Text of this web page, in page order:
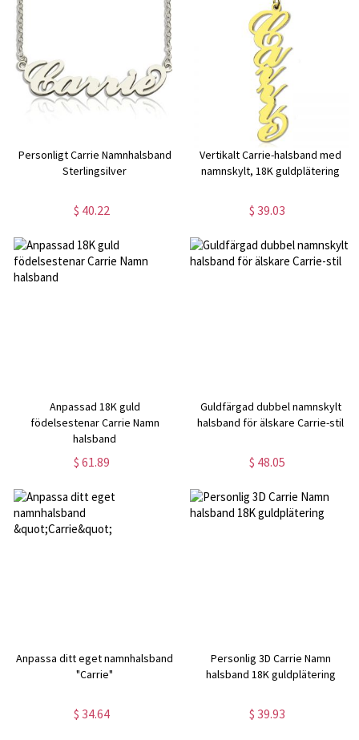
Personligt Carrie Namnhalsband
Sterlingsilver
$ 40.22
Vertikalt Carrie-halsband med
namnskylt, 18K guldplätering
$ 39.03
Anpassad 18K guld
födelsestenar Carrie Namn
halsband
$ 61.89
Guldfärgad dubbel namnskylt
halsband för älskare Carrie-stil
$ 48.05
Anpassa ditt eget namnhalsband
"Carrie"
$ 34.64
Personlig 3D Carrie Namn
halsband 18K guldplätering
$ 39.93